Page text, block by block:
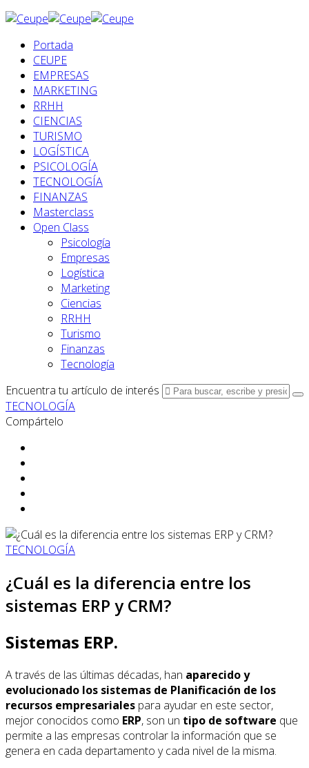
Portada
CEUPE
EMPRESAS
MARKETING
RRHH
CIENCIAS
TURISMO
LOGÍSTICA
PSICOLOGÍA
TECNOLOGÍA
FINANZAS
Masterclass
Open Class
Psicología
Empresas
Logística
Marketing
Ciencias
RRHH
Turismo
Finanzas
Tecnología
Encuentra tu artículo de interés
TECNOLOGÍA
Compártelo
TECNOLOGÍA
¿Cuál es la diferencia entre los
sistemas ERP y CRM?
Sistemas ERP.
A través de las últimas décadas, han aparecido y
evolucionado los sistemas de Planificación de los
recursos empresariales para ayudar en este sector,
mejor conocidos como ERP, son un tipo de software que
permite a las empresas controlar la información que se
genera en cada departamento y cada nivel de la misma.